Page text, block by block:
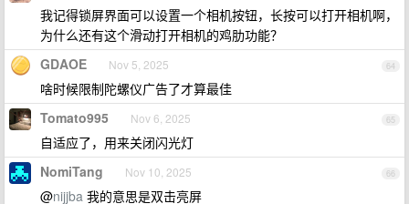
我记得锁屏界面可以设置一个相机按钮，长按可以打开相机啊，
为什么还有这个滑动打开相机的鸡肋功能？
64
GDAOE Nov 5, 2025
啥时候限制陀螺仪广告了才算最佳
65
Tomato995 Nov 6, 2025
自适应了，用来关闭闪光灯
66
NomiTang Nov 10, 2025
@nijjba 我的意思是双击亮屏